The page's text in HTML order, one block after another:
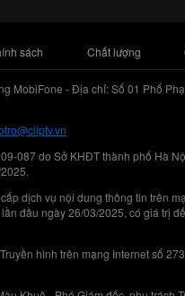
sách Chất lượng
MobiFone - Địa chỉ: Số 01 Phố
087 do Sở KHĐT thành phố Hà
dịch vụ nội dung thông tin trên
đầu ngày 26/03/2025, có giá trị
hình trên mạng Internet số